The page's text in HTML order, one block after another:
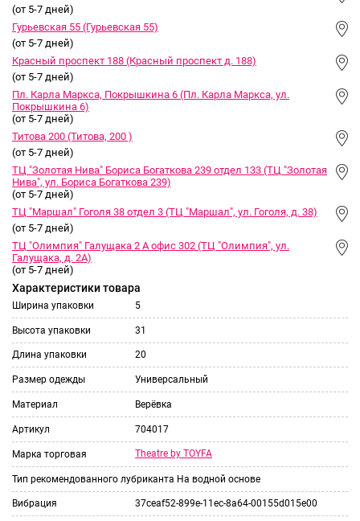
(от 5-7 дней)
Гурьевская 55 (Гурьевская 55)
(от 5-7 дней)
Красный проспект 188 (Красный проспект д. 188)
(от 5-7 дней)
Пл. Карла Маркса, Покрышкина 6 (Пл. Карла Маркса, ул.
Покрышкина 6)
(от 5-7 дней)
Титова 200 (Титова, 200 )
(от 5-7 дней)
ТЦ "Золотая Нива" Бориса Богаткова 239 отдел 133 (ТЦ "Золотая
Нива", ул. Бориса Богаткова 239)
(от 5-7 дней)
ТЦ "Маршал" Гоголя 38 отдел 3 (ТЦ "Маршал", ул. Гоголя, д. 38)
(от 5-7 дней)
ТЦ "Олимпия" Галущака 2 А офис 302 (ТЦ "Олимпия", ул.
Галущака, д. 2А)
(от 5-7 дней)
Характеристики товара
Ширина упаковки 5
Высота упаковки 31
Длина упаковки 20
Размер одежды Универсальный
Материал Верёвка
Артикул 704017
Марка торговая Theatre by TOYFA
Тип рекомендованного лубриканта На водной основе
Вибрация 37ceaf52-899e-11ec-8a64-00155d015e00